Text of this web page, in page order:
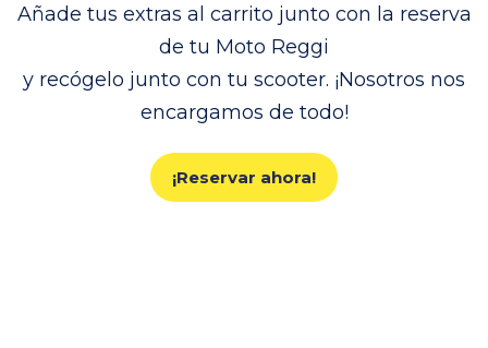
Añade tus extras al carrito junto con la reserva
de tu Moto Reggi
y recógelo junto con tu scooter. ¡Nosotros nos
encargamos de todo!
¡Reservar ahora!